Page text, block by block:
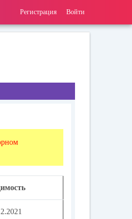
Регистрация Войти